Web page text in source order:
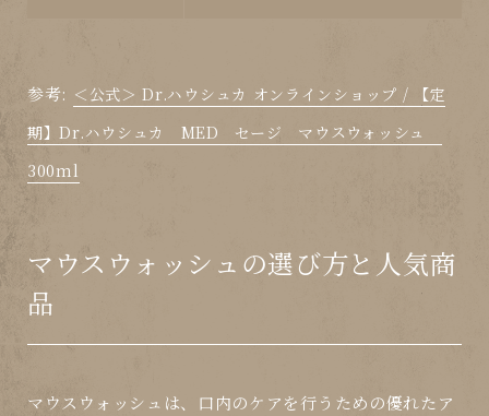
参考: ＜公式＞ Dr.ハウシュカ オンラインショップ / 【定
期】Dr.ハウシュカ MED セージ マウスウォッシュ
300ml
マウスウォッシュの選び方と人気商
品
マウスウォッシュは、口内のケアを行うための優れたア